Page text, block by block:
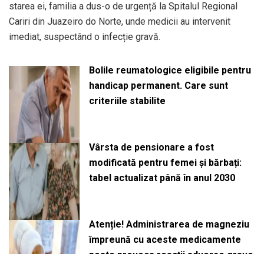
starea ei, familia a dus-o de urgență la Spitalul Regional
Cariri din Juazeiro do Norte, unde medicii au intervenit
imediat, suspectând o infecție gravă.
Bolile reumatologice eligibile pentru
handicap permanent. Care sunt
criteriile stabilite
Vârsta de pensionare a fost
modificată pentru femei și bărbați:
tabel actualizat până în anul 2030
Atenție! Administrarea de magneziu
împreună cu aceste medicamente